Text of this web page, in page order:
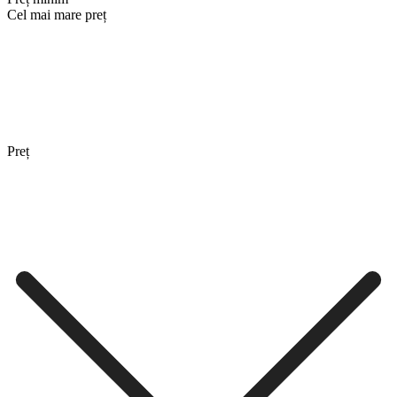
Cel mai mare preț
Preț